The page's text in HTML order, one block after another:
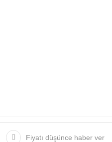
Fiyatı düşünce haber ver